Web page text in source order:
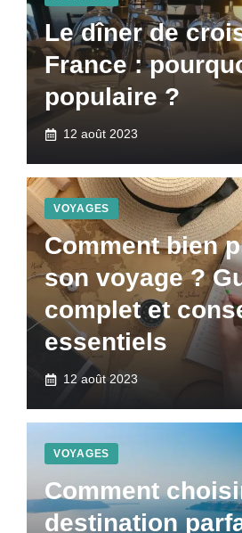
Le dîner de
France :
populaire ?
12 août 2023
VOYAGES
Comment bien
son voyage ?
complet et
essentiels
12 août 2023
VOYAGES
Comment
destination